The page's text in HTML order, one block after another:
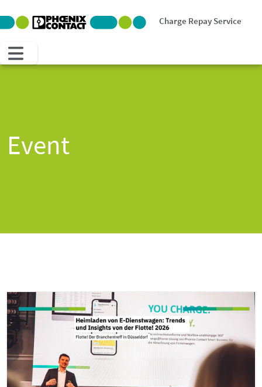
Event
Charge Repay Service